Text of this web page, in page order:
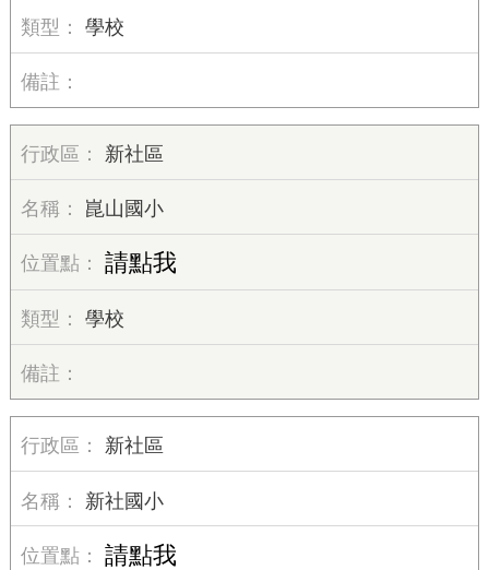
學校
新社區
崑山國小
請點我
學校
新社區
新社國小
請點我